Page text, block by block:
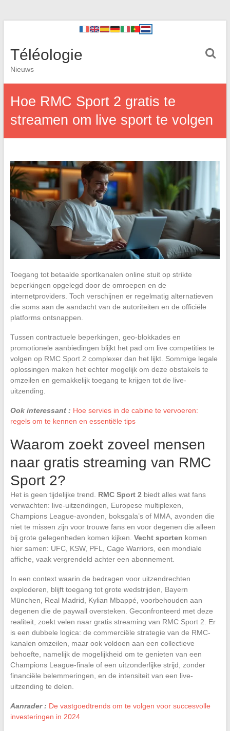
Téléologie
Nieuws
Hoe RMC Sport 2 gratis te
streamen om live sport te volgen
Toegang tot betaalde sportkanalen online stuit op strikte
beperkingen opgelegd door de omroepen en de
internetproviders. Toch verschijnen er regelmatig alternatieven
die soms aan de aandacht van de autoriteiten en de officiële
platforms ontsnappen.
Tussen contractuele beperkingen, geo-blokkades en
promotionele aanbiedingen blijkt het pad om live competities te
volgen op RMC Sport 2 complexer dan het lijkt. Sommige legale
oplossingen maken het echter mogelijk om deze obstakels te
omzeilen en gemakkelijk toegang te krijgen tot de live-
uitzending.
Ook interessant : Hoe servies in de cabine te vervoeren:
regels om te kennen en essentiële tips
Waarom zoekt zoveel mensen
naar gratis streaming van RMC
Sport 2?
Het is geen tijdelijke trend. RMC Sport 2 biedt alles wat fans
verwachten: live-uitzendingen, Europese multiplexen,
Champions League-avonden, boksgala’s of MMA, avonden die
niet te missen zijn voor trouwe fans en voor degenen die alleen
bij grote gelegenheden komen kijken. Vecht sporten komen
hier samen: UFC, KSW, PFL, Cage Warriors, een mondiale
affiche, vaak vergrendeld achter een abonnement.
In een context waarin de bedragen voor uitzendrechten
exploderen, blijft toegang tot grote wedstrijden, Bayern
München, Real Madrid, Kylian Mbappé, voorbehouden aan
degenen die de paywall oversteken. Geconfronteerd met deze
realiteit, zoekt velen naar gratis streaming van RMC Sport 2. Er
is een dubbele logica: de commerciële strategie van de RMC-
kanalen omzeilen, maar ook voldoen aan een collectieve
behoefte, namelijk de mogelijkheid om te genieten van een
Champions League-finale of een uitzonderlijke strijd, zonder
financiële belemmeringen, en de intensiteit van een live-
uitzending te delen.
Aanrader : De vastgoedtrends om te volgen voor succesvolle
investeringen in 2024